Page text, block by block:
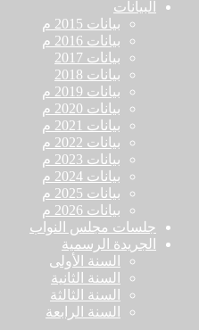
البيانات
بيانات 2015 م
بيانات 2016 م
بيانات 2017
بيانات 2018
بيانات 2019 م
بيانات 2020 م
بيانات 2021 م
بيانات 2022 م
بيانات 2023 م
بيانات 2024 م
بيانات 2025 م
بيانات 2026 م
جلسات مجلس النواب
الجريدة الرسمية
السنة الأولى
السنة الثانية
السنة الثالثة
السنة الرابعة